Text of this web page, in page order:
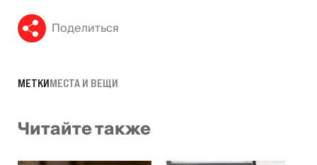
Поделиться
МЕТКИМЕСТА И ВЕЩИ
Читайте также